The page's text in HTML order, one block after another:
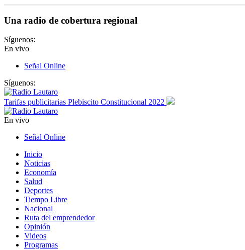
Una radio de cobertura regional
Síguenos:
En vivo
Señal Online
Síguenos:
Tarifas publicitarias Plebiscito Constitucional 2022
En vivo
Señal Online
Inicio
Noticias
Economía
Salud
Deportes
Tiempo Libre
Nacional
Ruta del emprendedor
Opinión
Videos
Programas